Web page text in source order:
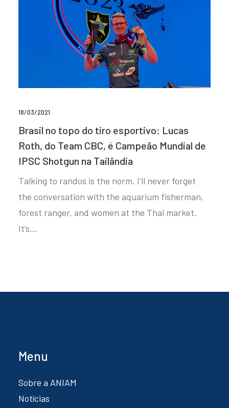
18/03/2021
Brasil no topo do tiro esportivo: Lucas
Roth, do Team CBC, é Campeão Mundial de
IPSC Shotgun na Tailândia
Talking to randos is the norm. I’ll never forget
the conversation with the aquarium fisherman,
forest ranger, and women at the Thai market.
It’s…
Menu
Sobre a ANIAM
Notícias